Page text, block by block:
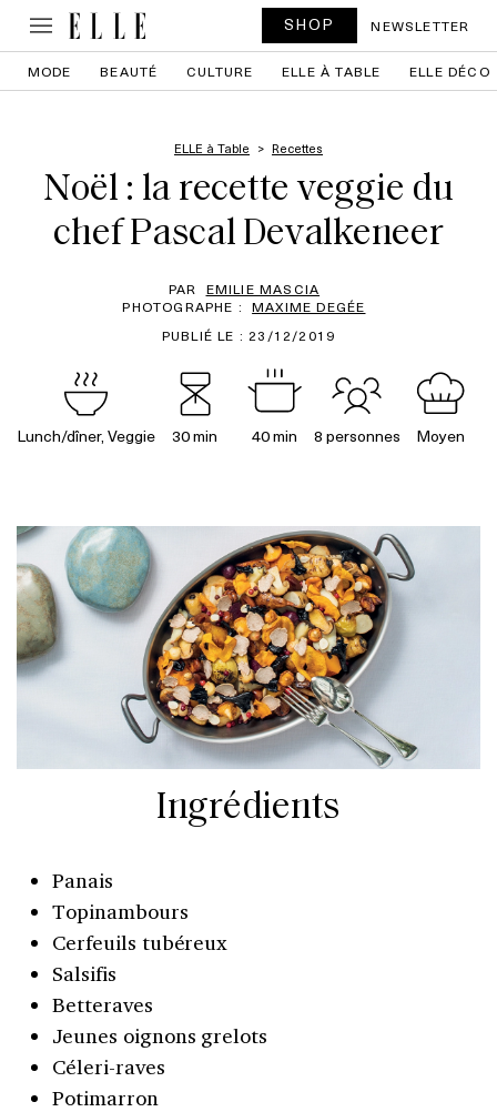
SHOP NEWSLETTER
MODE BEAUTÉ CULTURE ELLE À TABLE ELLE DÉCO
ELLE à Table Recettes
Noël : la recette veggie du
chef Pascal Devalkeneer
PAR EMILIE MASCIA
PHOTOGRAPHE : MAXIME DEGÉE
PUBLIÉ LE : 23/12/2019
Lunch/dîner, Veggie 30 min 40 min 8 personnes Moyen
Ingrédients
Panais
Topinambours
Cerfeuils tubéreux
Salsifis
Betteraves
Jeunes oignons grelots
Céleri-raves
Potimarron